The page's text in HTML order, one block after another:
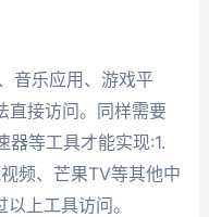
音乐应用、游戏平
直接访问。同样需要
器等工具才能实现:1.
频、芒果TV等其他中
上工具访问。